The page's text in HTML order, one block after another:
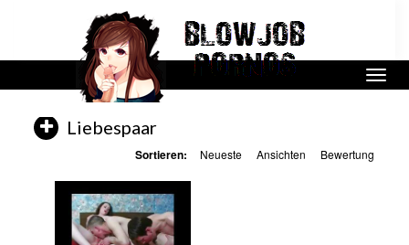
Liebespaar
Sortieren: Neueste Ansichten Bewertung